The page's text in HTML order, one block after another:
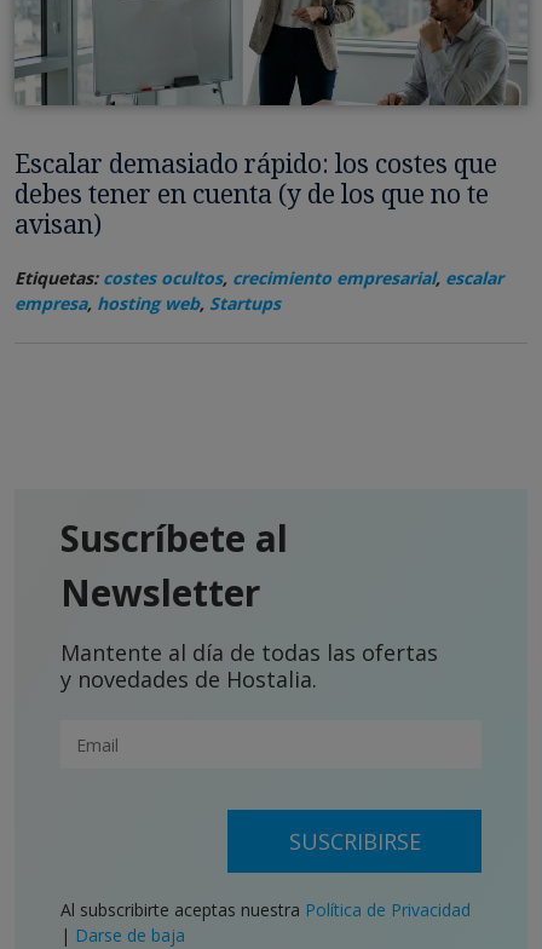
Escalar demasiado rápido: los costes que
debes tener en cuenta (y de los que no te
avisan)
Etiquetas: costes ocultos, crecimiento empresarial, escalar
empresa, hosting web, Startups
Suscríbete al
Newsletter
Mantente al día de todas las ofertas
y novedades de Hostalia.
SUSCRIBIRSE
Al subscribirte aceptas nuestra Política de Privacidad
| Darse de baja